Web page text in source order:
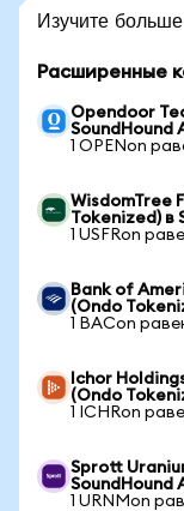
Изучите
Расширенные
Opendoor
SoundHound
1 OPENon
WisdomTree
Tokenized) в
1 USFRon
Bank of
(Ondo
1 BACon
Ichor
(Ondo
1 ICHRon
Sprott
SoundHound
1 URNMon